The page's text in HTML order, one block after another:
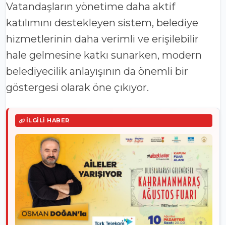
Vatandaşların yönetime daha aktif
katılımını destekleyen sistem, belediye
hizmetlerinin daha verimli ve erişilebilir
hale gelmesine katkı sunarken, modern
belediyecilik anlayışının da önemli bir
göstergesi olarak öne çıkıyor.
İLGILI HABER